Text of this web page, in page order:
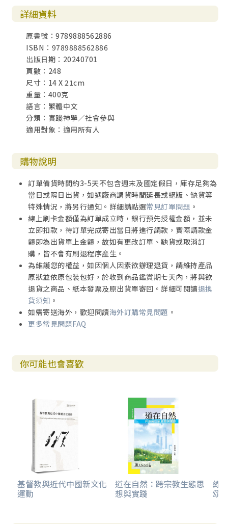
詳細資料
原書號：9789888562886
ISBN：9789888562886
出版日期：20240701
頁數：248
尺寸：14 X 21cm
重量：400克
語言：繁體中文
分類：實踐神學／社會參與
適用對象：適用所有人
購物說明
訂單備貨時間約3-5天不包含週末及國定假日，庫存足夠為
當日或隔日出貨，如遇廠商調貨時間延長或絕版、缺貨等
特殊情況，將另行通知。詳細請點選常見訂單問題 。
線上刷卡金額僅為訂單成立時，銀行預先授權金額，並未
立即扣款，待訂單完成寄出當日將進行請款，實際請款金
額即為出貨單上金額，故如有更改訂單、缺貨或取消訂
購，皆不會有刷退程序產生。
為維護您的權益，如因個人因素欲辦理退貨，請維持產品
原狀並依原包裝包好，於收到商品鑑賞期七天內，將與欲
退貨之商品、紙本發票及原出貨單寄回。詳細可閱讀退換
貨須知 。
如需寄送海外，歡迎閱讀海外訂購常見問題 。
更多常見問題FAQ
你可能也會喜歡
基督教與近代中國新文化
運動
道在自然：跨宗教生態思
想與實踐
綠
頌